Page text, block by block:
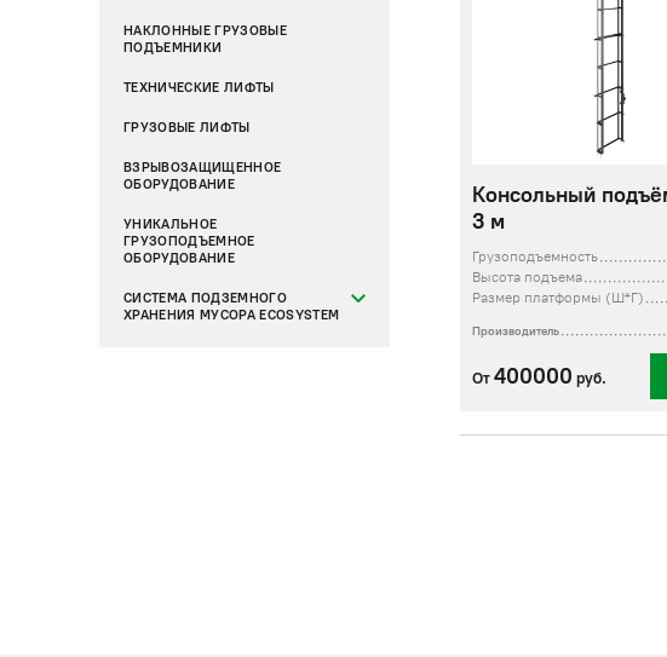
НАКЛОННЫЕ ГРУЗОВЫЕ
ПОДЪЕМНИКИ
ТЕХНИЧЕСКИЕ ЛИФТЫ
ГРУЗОВЫЕ ЛИФТЫ
ВЗРЫВОЗАЩИЩЕННОЕ
ОБОРУДОВАНИЕ
УНИКАЛЬНОЕ
ГРУЗОПОДЪЕМНОЕ
ОБОРУДОВАНИЕ
СИСТЕМА ПОДЗЕМНОГО
ХРАНЕНИЯ МУСОРА ECOSYSTEM
Консольный
3 м
Грузоподъемность
Высота подъема
Размер платформы (Ш*Г)
Производитель
От 400000 руб.